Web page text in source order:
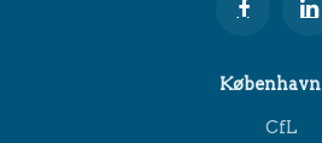
København
CfL